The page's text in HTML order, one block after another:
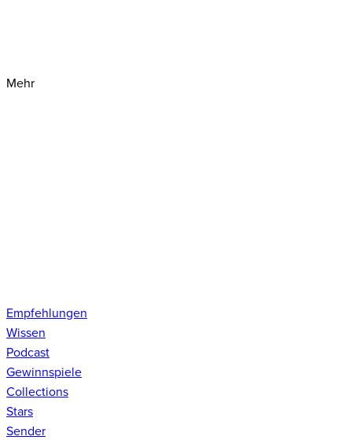
Mehr
Empfehlungen
Wissen
Podcast
Gewinnspiele
Collections
Stars
Sender